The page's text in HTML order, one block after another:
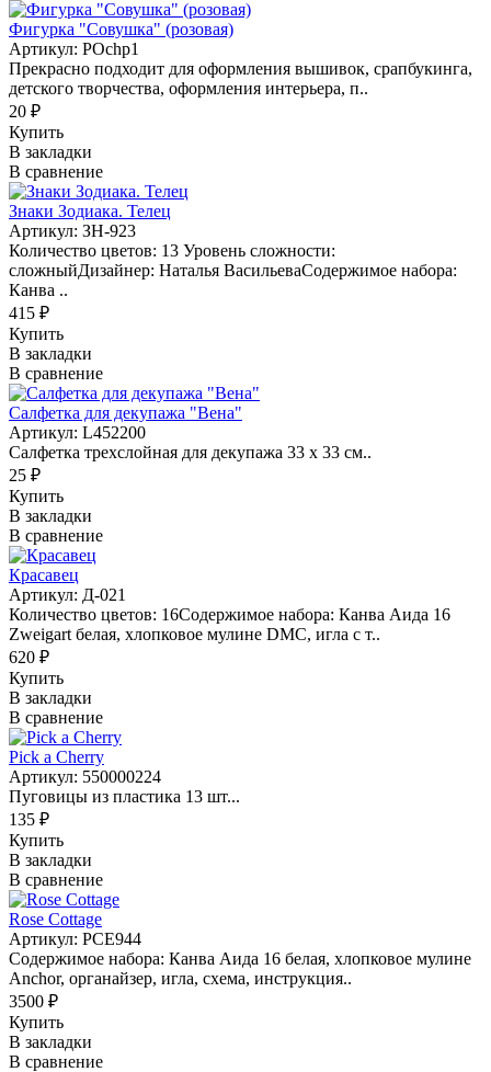
Фигурка "Совушка" (розовая)
Артикул: POchp1
Прекрасно подходит для оформления вышивок, срапбукинга,
детского творчества, оформления интерьера, п..
20 ₽
Купить
В закладки
В сравнение
Знаки Зодиака. Телец
Артикул: ЗН-923
Количество цветов: 13 Уровень сложности:
сложныйДизайнер: Наталья ВасильеваСодержимое набора:
Канва ..
415 ₽
Купить
В закладки
В сравнение
Салфетка для декупажа "Вена"
Артикул: L452200
Салфетка трехслойная для декупажа 33 х 33 см..
25 ₽
Купить
В закладки
В сравнение
Красавец
Артикул: Д-021
Количество цветов: 16Содержимое набора: Канва Аида 16
Zweigart белая, хлопковое мулине DMC, игла с т..
620 ₽
Купить
В закладки
В сравнение
Pick a Cherry
Артикул: 550000224
Пуговицы из пластика 13 шт...
135 ₽
Купить
В закладки
В сравнение
Rose Cottage
Артикул: PCE944
Содержимое набора: Канва Аида 16 белая, хлопковое мулине
Anchor, органайзер, игла, схема, инструкция..
3500 ₽
Купить
В закладки
В сравнение